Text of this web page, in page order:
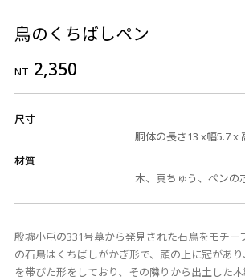
鳥のくちばしペン
NT 2,350
尺寸
胴体の長さ13 x幅5.7 x
材質
木、真ちゅう、ペンの
殷墟小屯の331号墓から発見された石鳥をモチー
の石鳥はくちばしがかぎ形で、頭の上に冠があ
を帯びた形をしており、その隣りから出土した